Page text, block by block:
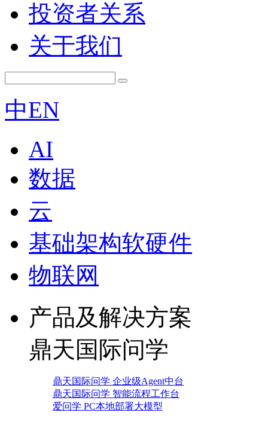
投资者关系
关于我们
中EN
AI
数据
云
基础架构软硬件
物联网
产品及解决方案
鼎天国际问学
鼎天国际问学 企业级Agent中台
鼎天国际问学 智能流程工作台
爱问学 PC本地部署大模型